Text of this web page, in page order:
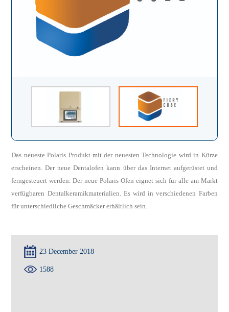
Das neueste Polaris Produkt mit der neuesten Technologie wird in Kürze
erscheinen. Der neue Dentalofen kann über das Internet aufgerüstet und
ferngesteuert werden. Der neue Polaris-Ofen eignet sich für alle am Markt
verfügbaren Dentalkeramikmaterialien. Es wird in verschiedenen Farben
für unterschiedliche Geschmäcker erhältlich sein.
23 December 2018
1588